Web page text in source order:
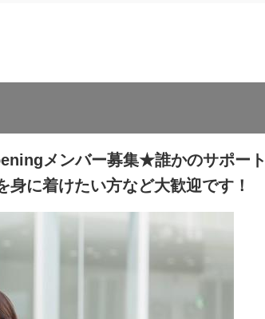
メンバー募集★誰かのサポー
に着けたい方など大歓迎です！